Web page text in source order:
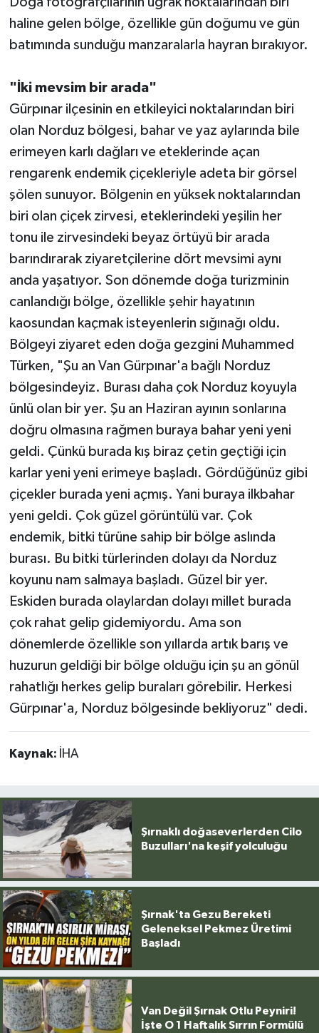
haline gelen bölge, özellikle gün doğumu ve gün
batımında sunduğu manzaralarla hayran bırakıyor.
"İki mevsim bir arada"
Gürpınar ilçesinin en etkileyici noktalarından biri
olan Norduz bölgesi, bahar ve yaz aylarında bile
erimeyen karlı dağları ve eteklerinde açan
rengarenk endemik çiçekleriyle adeta bir görsel
şölen sunuyor. Bölgenin en yüksek noktalarından
biri olan çiçek zirvesi, eteklerindeki yeşilin her
tonu ile zirvesindeki beyaz örtüyü bir arada
barındırarak ziyaretçilerine dört mevsimi aynı
anda yaşatıyor. Son dönemde doğa turizminin
canlandığı bölge, özellikle şehir hayatının
kaosundan kaçmak isteyenlerin sığınağı oldu.
Bölgeyi ziyaret eden doğa gezgini Muhammed
Türken, "Şu an Van Gürpınar'a bağlı Norduz
bölgesindeyiz. Burası daha çok Norduz koyuyla
ünlü olan bir yer. Şu an Haziran ayının sonlarına
doğru olmasına rağmen buraya bahar yeni yeni
geldi. Çünkü burada kış biraz çetin geçtiği için
karlar yeni yeni erimeye başladı. Gördüğünüz gibi
çiçekler burada yeni açmış. Yani buraya ilkbahar
yeni geldi. Çok güzel görüntülü var. Çok
endemik, bitki türüne sahip bir bölge aslında
burası. Bu bitki türlerinden dolayı da Norduz
koyunu nam salmaya başladı. Güzel bir yer.
Eskiden burada olaylardan dolayı millet burada
çok rahat gelip gidemiyordu. Ama son
dönemlerde özellikle son yıllarda artık barış ve
huzurun geldiği bir bölge olduğu için şu an gönül
rahatlığı herkes gelip buraları görebilir. Herkesi
Gürpınar'a, Norduz bölgesinde bekliyoruz" dedi.
Kaynak: İHA
Şırnaklı doğaseverlerden Cilo
Buzulları'na keşif yolculuğu
Şırnak'ta Gezu Bereketi
Geleneksel Pekmez Üretimi
Başladı
Van Değil Şırnak Otlu Peyniri!
İşte O 1 Haftalık Sırrın Formülü